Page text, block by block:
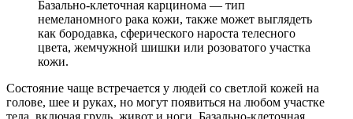
Базально-клеточная карцинома — тип
немеланомного рака кожи, также может выглядеть
как бородавка, сферического нароста телесного
цвета, жемчужной шишки или розоватого участка
кожи.
Состояние чаще встречается у людей со светлой кожей на
голове, шее и руках, но могут появиться на любом участке